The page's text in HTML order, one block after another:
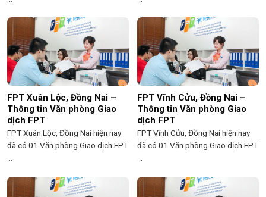
FPT Xuân Lộc, Đồng Nai –
Thông tin Văn phòng Giao
dịch FPT
FPT Xuân Lộc, Đồng Nai hiện nay
đã có 01 Văn phòng Giao dịch FPT
...
FPT Vĩnh Cửu, Đồng Nai –
Thông tin Văn phòng Giao
dịch FPT
FPT Vĩnh Cửu, Đồng Nai hiện nay
đã có 01 Văn phòng Giao dịch FPT
...